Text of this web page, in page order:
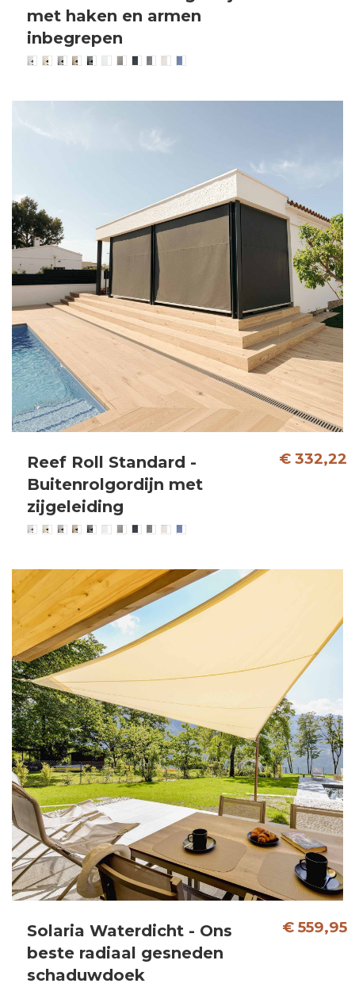
met haken en armen
inbegrepen
Reef Roll Standard -
Buitenrolgordijn met
zijgeleiding
€ 332,22
Solaria Waterdicht - Ons
beste radiaal gesneden
schaduwdoek
€ 559,95